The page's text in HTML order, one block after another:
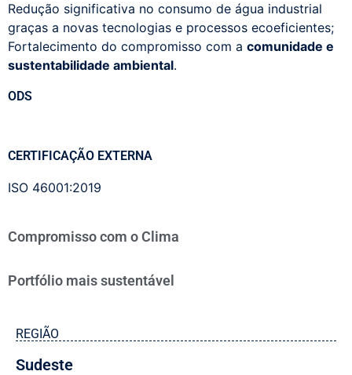
Redução significativa no consumo de água industrial
graças a novas tecnologias e processos ecoeficientes;
Fortalecimento do compromisso com a comunidade e
sustentabilidade ambiental.
ODS
CERTIFICAÇÃO EXTERNA
ISO 46001:2019
Compromisso com o Clima
Portfólio mais sustentável
REGIÃO
Sudeste